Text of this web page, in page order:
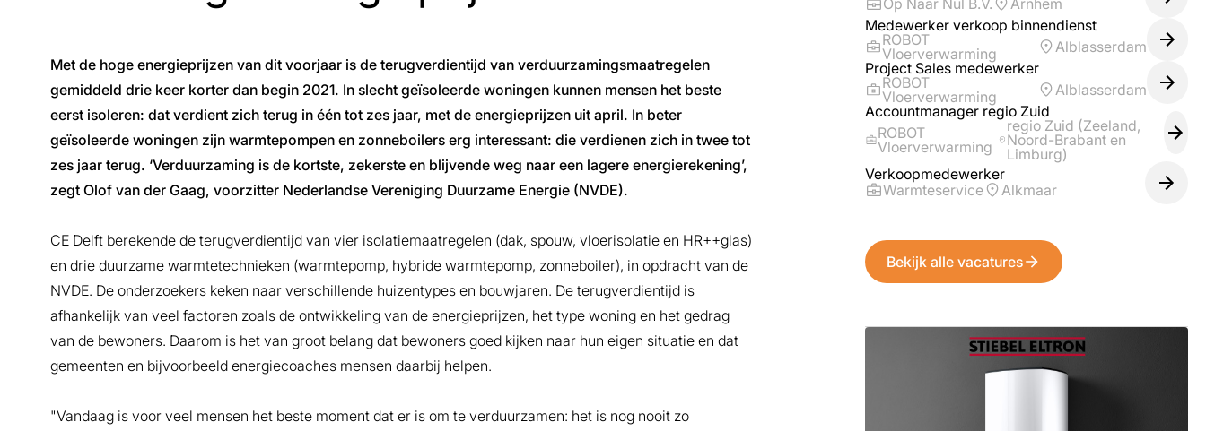
Met de hoge energieprijzen van dit voorjaar is de terugverdientijd van verduurzamingsmaatregelen
gemiddeld drie keer korter dan begin 2021. In slecht geïsoleerde woningen kunnen mensen het beste
eerst isoleren: dat verdient zich terug in één tot zes jaar, met de energieprijzen uit april. In beter
geïsoleerde woningen zijn warmtepompen en zonneboilers erg interessant: die verdienen zich in twee tot
zes jaar terug. ‘Verduurzaming is de kortste, zekerste en blijvende weg naar een lagere energierekening’,
zegt Olof van der Gaag, voorzitter Nederlandse Vereniging Duurzame Energie (NVDE).
CE Delft berekende de terugverdientijd van vier isolatiemaatregelen (dak, spouw, vloerisolatie en HR++glas)
en drie duurzame warmtetechnieken (warmtepomp, hybride warmtepomp, zonneboiler), in opdracht van de
NVDE. De onderzoekers keken naar verschillende huizentypes en bouwjaren. De terugverdientijd is
afhankelijk van veel factoren zoals de ontwikkeling van de energieprijzen, het type woning en het gedrag
van de bewoners. Daarom is het van groot belang dat bewoners goed kijken naar hun eigen situatie en dat
gemeenten en bijvoorbeeld energiecoaches mensen daarbij helpen.
"Vandaag is voor veel mensen het beste moment dat er is om te verduurzamen: het is nog nooit zo
Op Naar Nul B.V.
Arnhem
Medewerker verkoop binnendienst
ROBOT
Vloerverwarming
Alblasserdam
Project Sales medewerker
ROBOT
Vloerverwarming
Alblasserdam
Accountmanager regio Zuid
ROBOT
Vloerverwarming
regio Zuid (Zeeland,
Noord-Brabant en
Limburg)
Verkoopmedewerker
Warmteservice
Alkmaar
Bekijk alle vacatures